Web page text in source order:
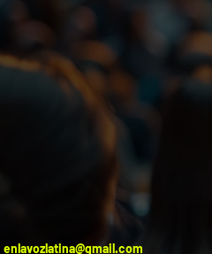
enlavozlatina@gmail.com